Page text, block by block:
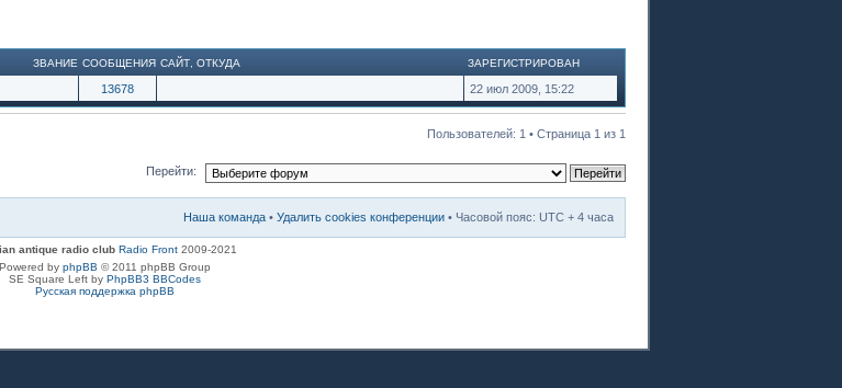
ЗВАНИЕ СООБЩЕНИЯ САЙТ ОТКУДА ЗАРЕГИСТРИРОВАН
13678 22 июл 2009, 15:22
Пользователей: 1 • Страница 1 из 1
Перейти:
Наша команда • Удалить cookies конференции • Часовой пояс: UTC + 4 часа
antique radio club Radio Front 2009-2021
Powered by phpBB © 2011 phpBB Group
SE Square Left by PhpBB3 BBCodes
Русская поддержка phpBB